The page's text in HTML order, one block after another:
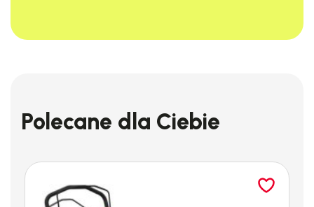
Polecane dla Ciebie